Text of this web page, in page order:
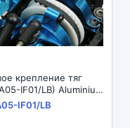
крепление тяг
IF01/LB) Aluminium
TA-05IFS
IF01/LB